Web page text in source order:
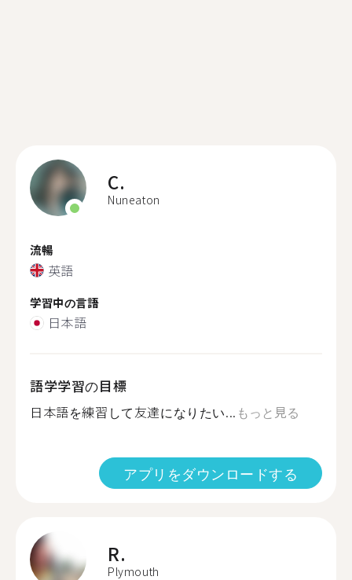
C.
Nuneaton
流暢
英語
学習中の言語
日本語
語学学習の目標
日本語を練習して友達になりたい... もっと見る
アプリをダウンロードする
R.
Plymouth